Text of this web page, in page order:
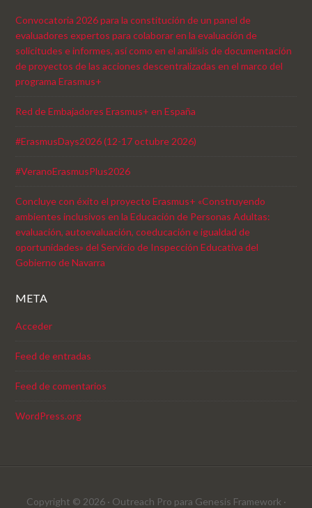
Convocatoria 2026 para la constitución de un panel de
evaluadores expertos para colaborar en la evaluación de
solicitudes e informes, así como en el análisis de documentación
de proyectos de las acciones descentralizadas en el marco del
programa Erasmus+
Red de Embajadores Erasmus+ en España
#ErasmusDays2026 (12-17 octubre 2026)
#VeranoErasmusPlus2026
Concluye con éxito el proyecto Erasmus+ «Construyendo
ambientes inclusivos en la Educación de Personas Adultas:
evaluación, autoevaluación, coeducación e igualdad de
oportunidades» del Servicio de Inspección Educativa del
Gobierno de Navarra
META
Acceder
Feed de entradas
Feed de comentarios
WordPress.org
Copyright © 2026 · Outreach Pro para Genesis Framework ·